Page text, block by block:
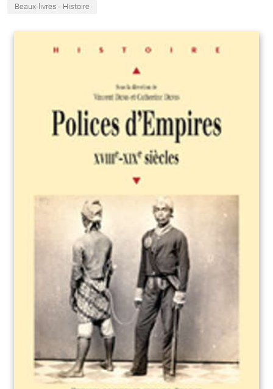
Beaux-livres - Histoire